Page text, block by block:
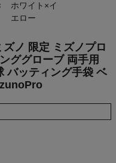
ホワイト×イ
エロー
ズノ 限定 ミズノプロ
ググローブ 両手用
バッティング手袋 ベ